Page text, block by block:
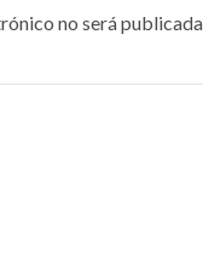
no será